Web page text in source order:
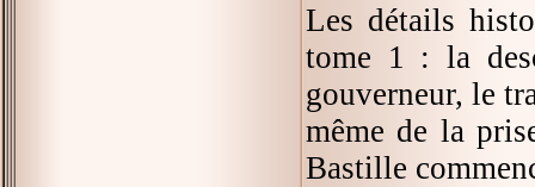
Les détails
tome 1 : la
gouverneur, le
même de la
Bastille